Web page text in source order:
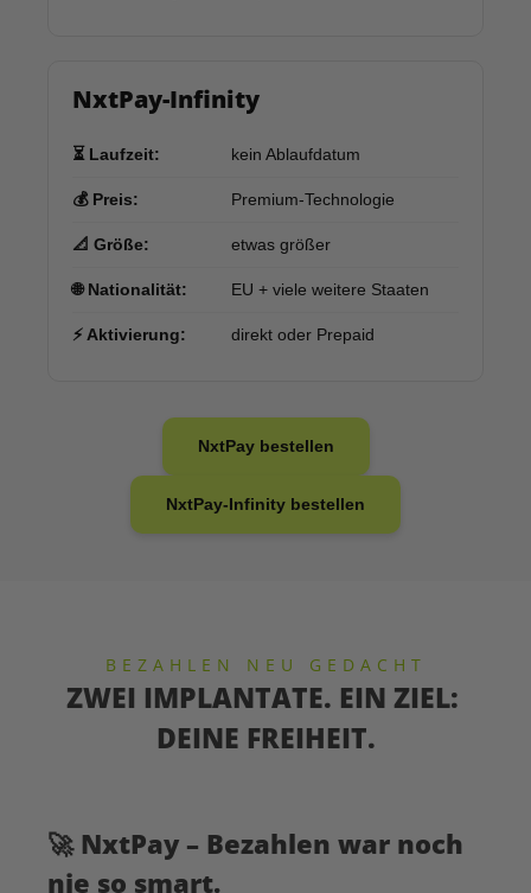
NxtPay-Infinity
⏳ Laufzeit: kein Ablaufdatum
💰 Preis: Premium-Technologie
📐 Größe: etwas größer
🌐 Nationalität: EU + viele weitere Staaten
⚡ Aktivierung: direkt oder Prepaid
NxtPay bestellen
NxtPay-Infinity bestellen
BEZAHLEN NEU GEDACHT
ZWEI IMPLANTATE. EIN ZIEL:
DEINE FREIHEIT.
🚀 NxtPay – Bezahlen war noch
nie so smart.